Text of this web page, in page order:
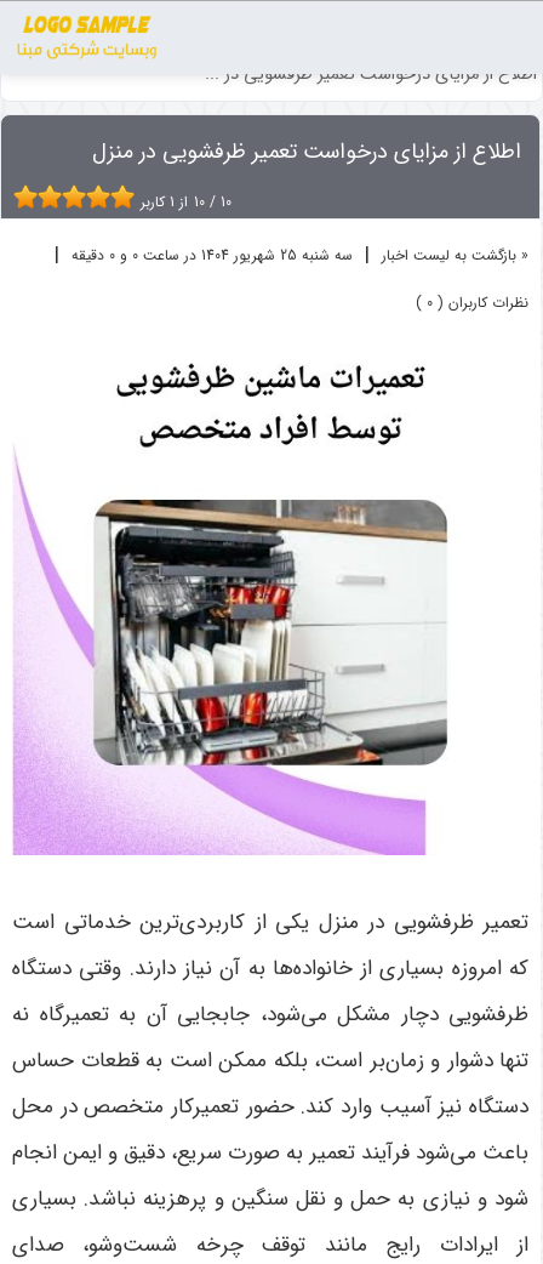
اطلاع از مزایای درخواست تعمیر ظرفشویی در ...
اطلاع از مزایای درخواست تعمیر ظرفشویی در منزل
10 / 10 از 1 کاربر
« بازگشت به لیست اخبار | سه شنبه 25 شهريور 1404 در ساعت 0 و 0 دقیقه |
نظرات کاربران ( 0 )
تعمیر ظرفشویی در منزل یکی از کاربردی‌ترین خدماتی است
که امروزه بسیاری از خانواده‌ها به آن نیاز دارند. وقتی دستگاه
ظرفشویی دچار مشکل می‌شود، جابجایی آن به تعمیرگاه نه
تنها دشوار و زمان‌بر است، بلکه ممکن است به قطعات حساس
دستگاه نیز آسیب وارد کند. حضور تعمیرکار متخصص در محل
باعث می‌شود فرآیند تعمیر به صورت سریع، دقیق و ایمن انجام
شود و نیازی به حمل و نقل سنگین و پرهزینه نباشد. بسیاری
از ایرادات رایج مانند توقف چرخه شست‌وشو، صدای